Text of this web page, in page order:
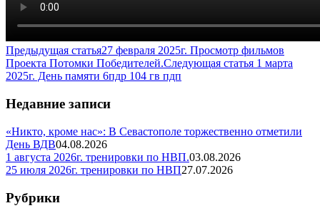
Предыдущая статья27 февраля 2025г. Просмотр фильмов
Проекта Потомки Победителей.Следующая статья 1 марта
2025г. День памяти 6пдр 104 гв пдп
Недавние записи
«Никто, кроме нас»: В Севастополе торжественно отметили
День ВДВ04.08.2026
1 августа 2026г. тренировки по НВП.03.08.2026
25 июля 2026г. тренировки по НВП27.07.2026
Рубрики